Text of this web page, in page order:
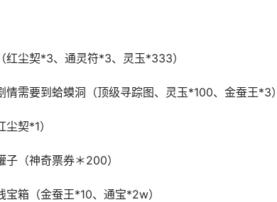
红尘契*3、通灵符*3、灵玉*333）
情需要到蛤蟆洞（顶级寻踪图、灵玉*100、金蚕王*3）
契*1）
（神奇票券＊200）
宝箱（金蚕王*10、通宝*2w）